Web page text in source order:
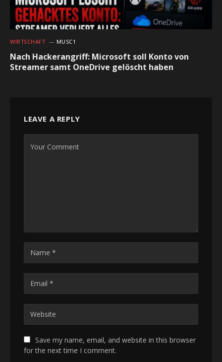
WIRTSCHAFT MUSC1
Nach Hackerangriff: Microsoft soll Konto von
Streamer samt OneDrive gelöscht haben
LEAVE A REPLY
Save my name, email, and website in this browser
for the next time I comment.